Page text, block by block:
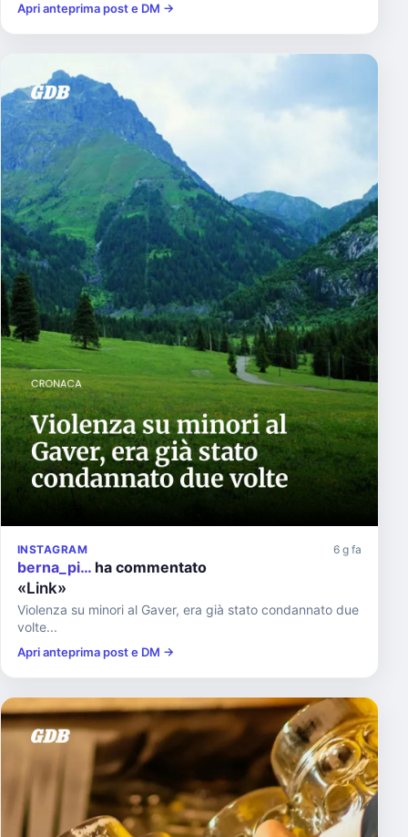
Apri anteprima post e DM →
INSTAGRAM 6 g fa
berna_pi… ha commentato
«Link»
Violenza su minori al Gaver, era già stato condannato due
volte...
Apri anteprima post e DM →